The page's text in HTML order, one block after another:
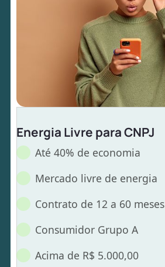
Energia Livre para CNPJ
Até 40% de economia
Mercado livre de energia
Contrato de 12 a 60 meses
Consumidor Grupo A
Acima de R$ 5.000,00